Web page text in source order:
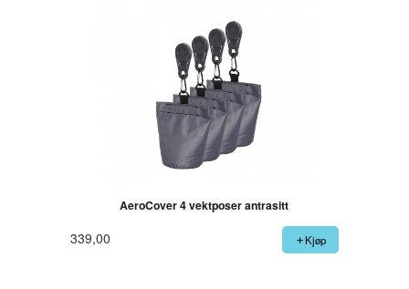
AeroCover 4 vektposer antrasitt
339,00 Kjøp